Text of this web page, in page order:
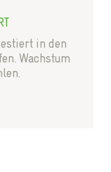
in den
Wachstum